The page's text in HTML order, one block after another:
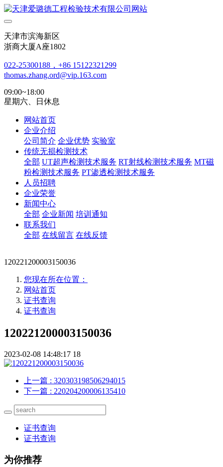
天津市滨海新区
浙商大厦A座1802
022-25300188，+86 15122321299
thomas.zhang.ord@vip.163.com
09:00~18:00
星期六、日休息
网站首页
企业介绍
公司简介 企业优势 实验室
传统无损检测技术
全部 UT超声检测技术服务 RT射线检测技术服务 MT磁
粉检测技术服务 PT渗透检测技术服务
人员招聘
企业荣誉
新闻中心
全部 企业新闻 培训通知
联系我们
全部 在线留言 在线反馈
120221200003150036
您现在所在位置：
网站首页
证书查询
证书查询
120221200003150036
2023-02-08 14:48:17 18
上一篇 : 320303198506294015
下一篇 : 220204200006135410
证书查询
证书查询
为你推荐